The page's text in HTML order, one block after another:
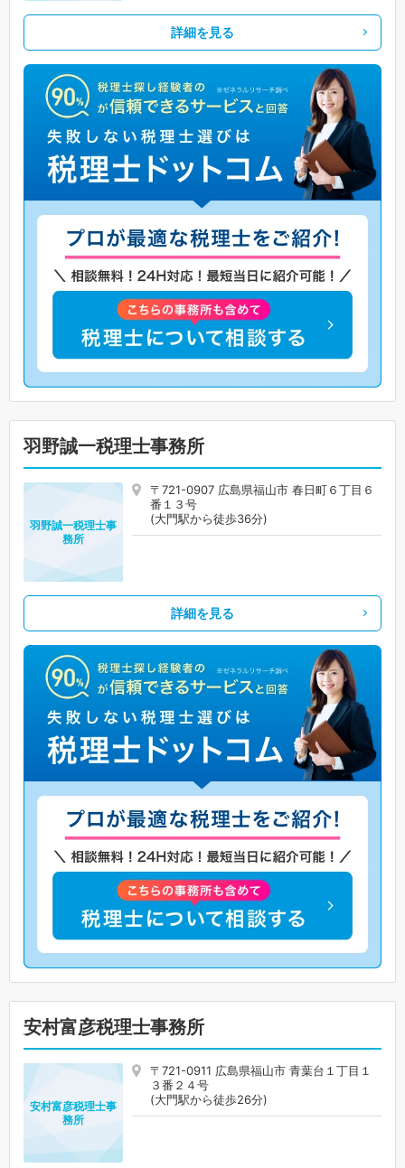
詳細を見る
羽野誠一税理士事務所
〒721-0907 広島県福山市 春日町６丁目６
番１３号
(大門駅から徒歩36分)
羽野誠一税理士事
務所
詳細を見る
安村富彦税理士事務所
〒721-0911 広島県福山市 青葉台１丁目１
３番２４号
(大門駅から徒歩26分)
安村富彦税理士事
務所